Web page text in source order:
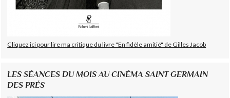
Cliquez ici pour lire ma critique du livre "En fidèle amitié" de Gilles Jacob
LES SÉANCES DU MOIS AU CINÉMA SAINT GERMAIN
DES PRÉS